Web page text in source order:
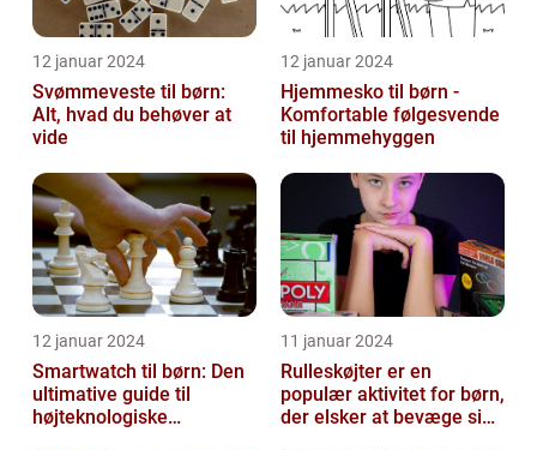
12 januar 2024
Svømmeveste til børn:
Alt, hvad du behøver at
vide
12 januar 2024
Hjemmesko til børn -
Komfortable følgesvende
til hjemmehyggen
12 januar 2024
Smartwatch til børn: Den
ultimative guide til
højteknologiske
11 januar 2024
Rulleskøjter er en
populær aktivitet for børn,
der elsker at bevæge sig